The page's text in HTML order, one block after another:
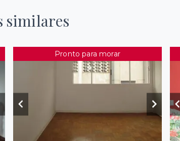
similares
Pronto para morar